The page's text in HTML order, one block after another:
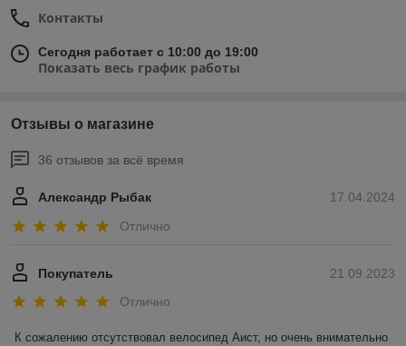
Контакты
Сегодня работает с 10:00 до 19:00
Показать весь график работы
Отзывы о магазине
36 отзывов за всё время
17.04.2024
Александр Рыбак
Отлично
21.09.2023
Покупатель
Отлично
К сожалению отсутствовал велосипед Аист, но очень внимательно